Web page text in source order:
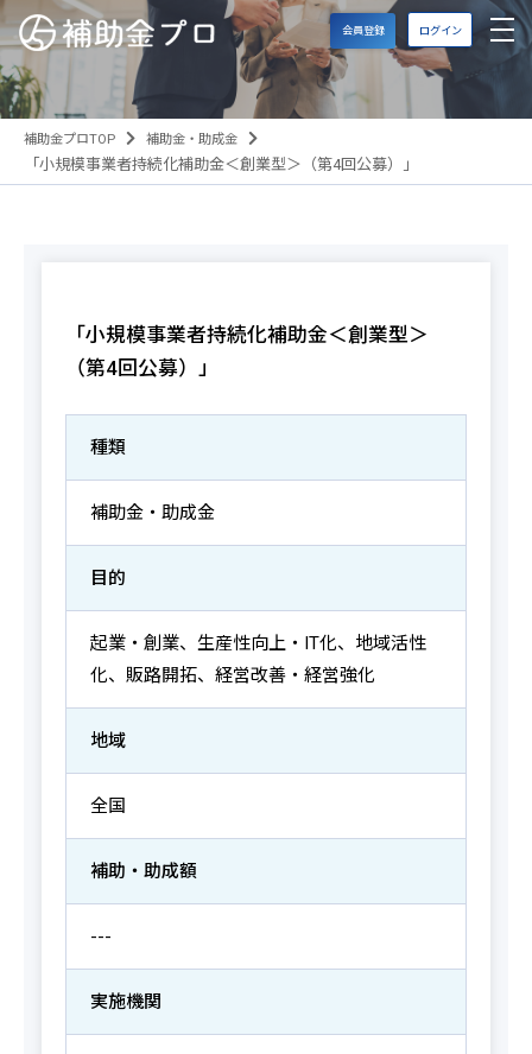
会員登録 ログイン
補助金プロTOP 補助金・助成金
「小規模事業者持続化補助金＜創業型＞（第4回公募）」
「小規模事業者持続化補助金＜創業型＞
（第4回公募）」
種類
補助金・助成金
目的
起業・創業、生産性向上・IT化、地域活性
化、販路開拓、経営改善・経営強化
地域
全国
補助・助成額
---
実施機関